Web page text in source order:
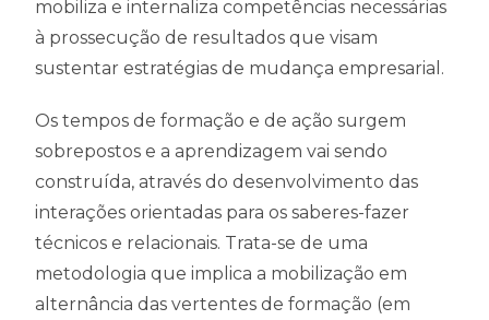
mobiliza e internaliza competências necessárias
à prossecução de resultados que visam
sustentar estratégias de mudança empresarial.
Os tempos de formação e de ação surgem
sobrepostos e a aprendizagem vai sendo
construída, através do desenvolvimento das
interações orientadas para os saberes-fazer
técnicos e relacionais. Trata-se de uma
metodologia que implica a mobilização em
alternância das vertentes de formação (em